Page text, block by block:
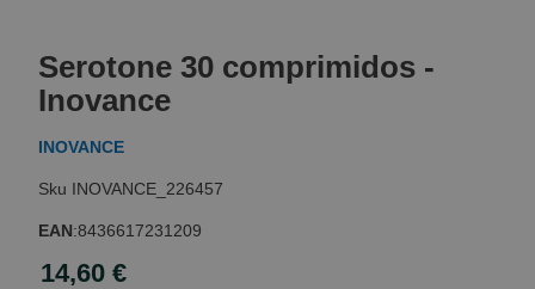
the
beginning
of
the
gallery
Serotone 30 comprimidos -
Inovance
INOVANCE
INOVANCE_226457
EAN:8436617231209
14,60 €